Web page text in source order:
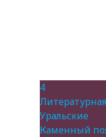
4
Каменный